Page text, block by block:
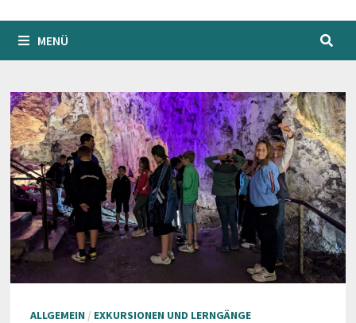
MENÜ
ALLGEMEIN / EXKURSIONEN UND LERNGÄNGE